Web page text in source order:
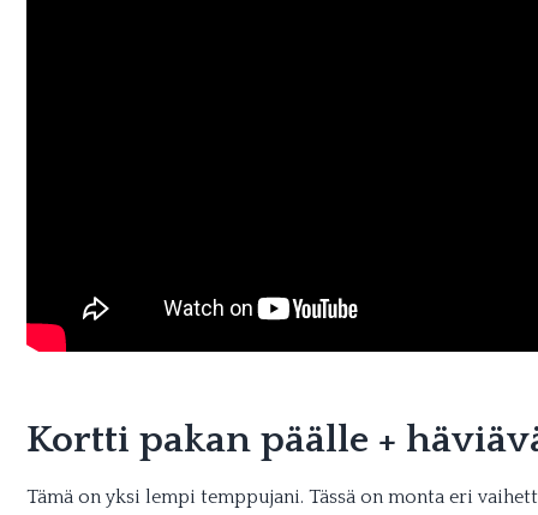
Kortti pakan päälle +
Tämä on yksi lempi temppujani. Tässä on monta eri